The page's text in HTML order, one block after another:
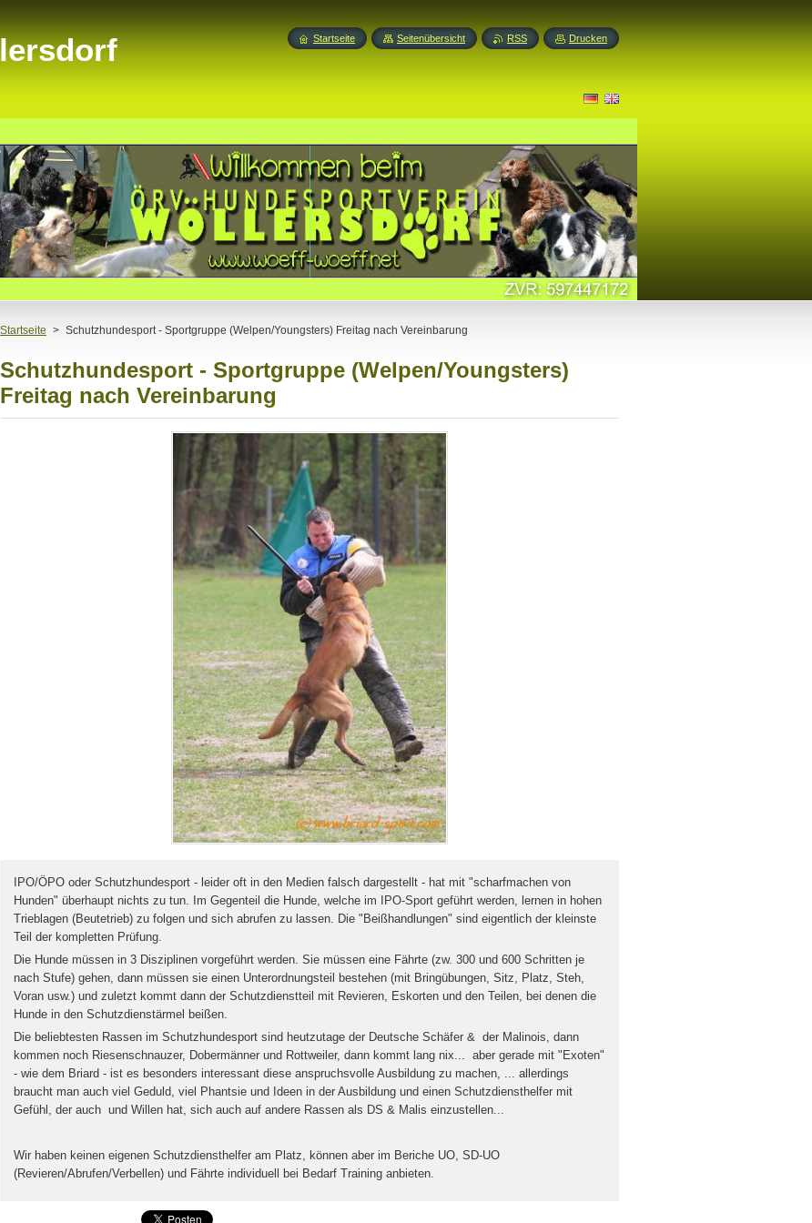
Startseite > Schutzhundesport - Sportgruppe (Welpen/Youngsters) Freitag nach Vereinbarung
Schutzhundesport - Sportgruppe (Welpen/Youngsters)
Freitag nach Vereinbarung
IPO/ÖPO oder Schutzhundesport - leider oft in den Medien falsch dargestellt - hat mit "scharfmachen von
Hunden" überhaupt nichts zu tun. Im Gegenteil die Hunde, welche im IPO-Sport geführt werden, lernen in hohen
Trieblagen (Beutetrieb) zu folgen und sich abrufen zu lassen. Die "Beißhandlungen" sind eigentlich der kleinste
Teil der kompletten Prüfung.
Die Hunde müssen in 3 Disziplinen vorgeführt werden. Sie müssen eine Fährte (zw. 300 und 600 Schritten je
nach Stufe) gehen, dann müssen sie einen Unterordnungsteil bestehen (mit Bringübungen, Sitz, Platz, Steh,
Voran usw.) und zuletzt kommt dann der Schutzdienstteil mit Revieren, Eskorten und den Teilen, bei denen die
Hunde in den Schutzdienstärmel beißen.
Die beliebtesten Rassen im Schutzhundesport sind heutzutage der Deutsche Schäfer & der Malinois, dann
kommen noch Riesenschnauzer, Dobermänner und Rottweiler, dann kommt lang nix... aber gerade mit "Exoten"
- wie dem Briard - ist es besonders interessant diese anspruchsvolle Ausbildung zu machen, ... allerdings
braucht man auch viel Geduld, viel Phantsie und Ideen in der Ausbildung und einen Schutzdiensthelfer mit
Gefühl, der auch und Willen hat, sich auch auf andere Rassen als DS & Malis einzustellen...
Wir haben keinen eigenen Schutzdiensthelfer am Platz, können aber im Beriche UO, SD-UO
(Revieren/Abrufen/Verbellen) und Fährte individuell bei Bedarf Training anbieten.
Startseite Seitenübersicht RSS Drucken